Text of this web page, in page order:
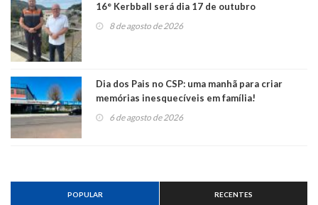
16° Kerbball será dia 17 de outubro
8 de agosto de 2026
Dia dos Pais no CSP: uma manhã para criar
memórias inesquecíveis em família!
6 de agosto de 2026
POPULAR RECENTES